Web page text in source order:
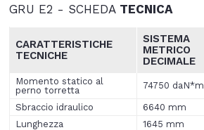
GRU E2 - SCHEDA TECNICA
CARATTERISTICHE
TECNICHE
SISTEMA
METRICO
DECIMALE
Momento statico al
perno torretta
74750 daN*m
Sbraccio idraulico 6640 mm
Lunghezza
1645 mm